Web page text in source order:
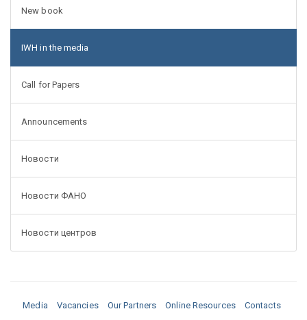
New book
IWH in the media
Call for Papers
Announcements
Новости
Новости ФАНО
Новости центров
Media Vacancies Our Partners Online Resources Contacts